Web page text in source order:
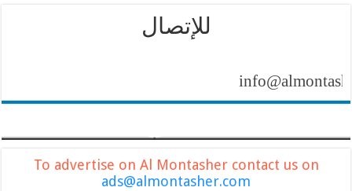
للإتصال
info@almontasher.com
To advertise on Al Montasher contact us on
ads@almontasher.com